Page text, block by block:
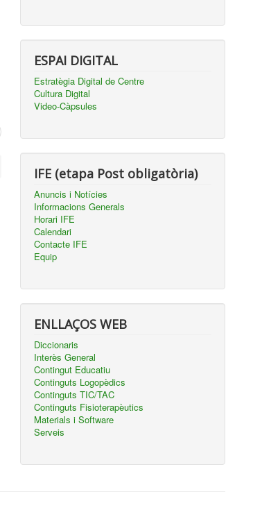
ESPAI DIGITAL
Estratègia Digital de Centre
Cultura Digital
Video-Càpsules
IFE (etapa Post obligatòria)
Anuncis i Notícies
Informacions Generals
Horari IFE
Calendari
Contacte IFE
Equip
ENLLAÇOS WEB
Diccionaris
Interès General
Contingut Educatiu
Continguts Logopèdics
Continguts TIC/TAC
Continguts Fisioterapèutics
Materials i Software
Serveis